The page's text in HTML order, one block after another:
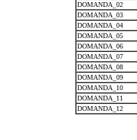
DOMANDA_02
DOMANDA_03
DOMANDA_04
DOMANDA_05
DOMANDA_06
DOMANDA_07
DOMANDA_08
DOMANDA_09
DOMANDA_10
DOMANDA_11
DOMANDA_12